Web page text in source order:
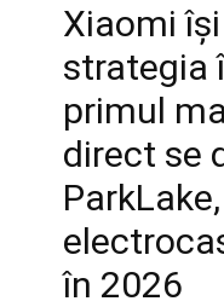
Xiaomi
strategia
primul
direct se
în 2026